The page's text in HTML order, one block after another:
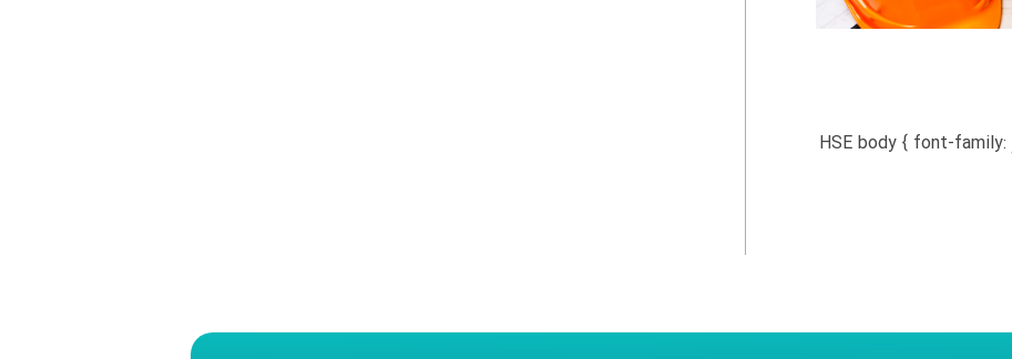
تکنیکهای ارزیابی ریسک در HSE تکنیکهای ارزیابی ریسک در HSE body { font-family: